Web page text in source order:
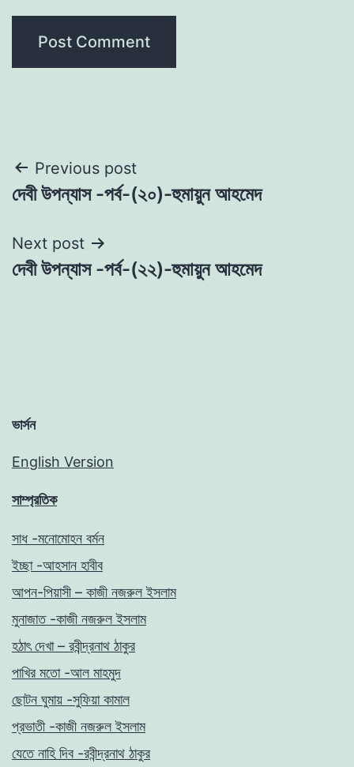
Post
navigation
Previous post
দেবী উপন্যাস -পর্ব-(২০)-হুমায়ুন আহমেদ
Next post
দেবী উপন্যাস -পর্ব-(২২)-হুমায়ুন আহমেদ
ভার্সন
English Version
সাম্প্রতিক
সাধ -মনোমোহন বর্মন
ইচ্ছা -আহসান হাবীব
আপন-পিয়াসী – কাজী নজরুল ইসলাম
মুনাজাত -কাজী নজরুল ইসলাম
হঠাৎ দেখা – রবীন্দ্রনাথ ঠাকুর
পাখির মতো -আল মাহমুদ
ছোটন ঘুমায় -সুফিয়া কামাল
প্রভাতী -কাজী নজরুল ইসলাম
যেতে নাহি দিব -রবীন্দ্রনাথ ঠাকুর